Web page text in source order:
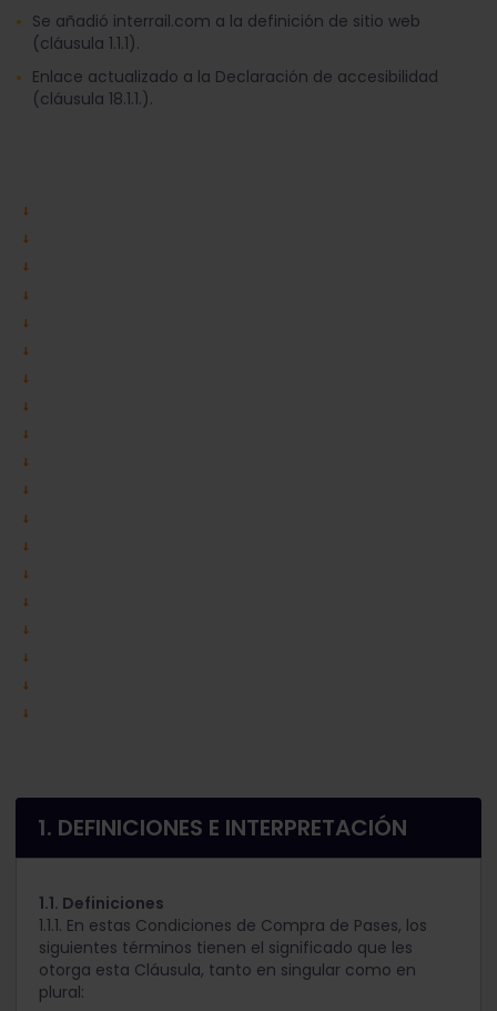
Se añadió interrail.com a la definición de sitio web
(cláusula 1.1.1).
Enlace actualizado a la Declaración de accesibilidad
(cláusula 18.1.1.).
1. DEFINICIONES E INTERPRETACIÓN
1.1. Definiciones
1.1.1. En estas Condiciones de Compra de Pases, los
siguientes términos tienen el significado que les
otorga esta Cláusula, tanto en singular como en
plural: